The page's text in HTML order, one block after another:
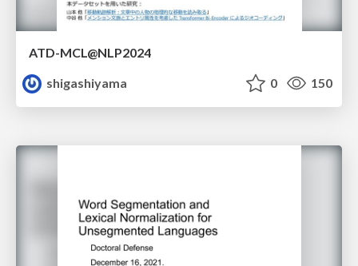
ATD-MCL@NLP2024
shigashiyama
0 150